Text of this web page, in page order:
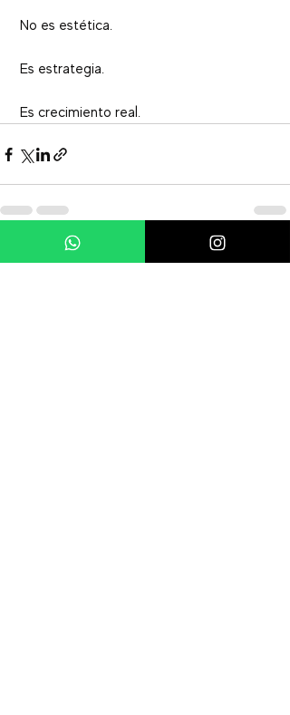
No es estética.
Es estrategia.
Es crecimiento real.
Recent Posts